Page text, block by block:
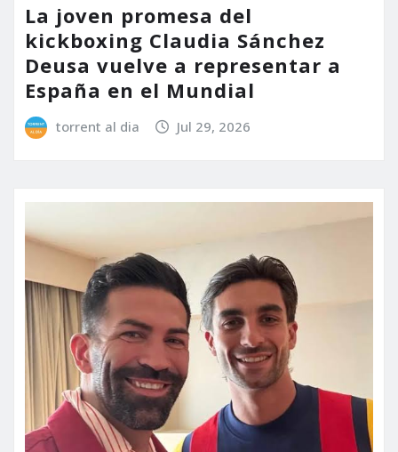
La joven promesa del
kickboxing Claudia Sánchez
Deusa vuelve a representar a
España en el Mundial
torrent al dia Jul 29, 2026